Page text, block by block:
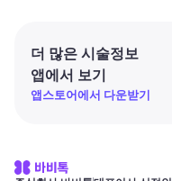
더 많은 시술정보
앱에서 보기
앱스토어에서 다운받기